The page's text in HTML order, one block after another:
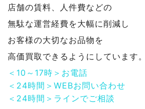
店舗の賃料、人件費などの
無駄な運営経費を大幅に削減し
お客様の大切なお品物を
高価買取できるようにしています。
＜10～17時＞お電話
＜24時間＞WEBお問い合わせ
＜24時間＞ラインでご相談